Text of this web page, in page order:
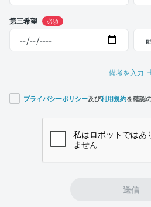
第三希望 必須
備考を入力
プライバシーポリシー及び利用規約を確認
送信